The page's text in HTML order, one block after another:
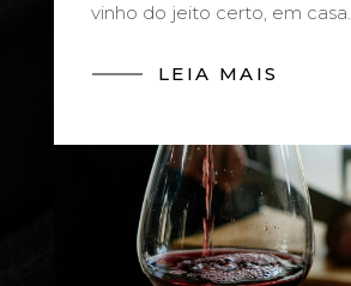
vinho do jeito certo, em casa.
LEIA MAIS